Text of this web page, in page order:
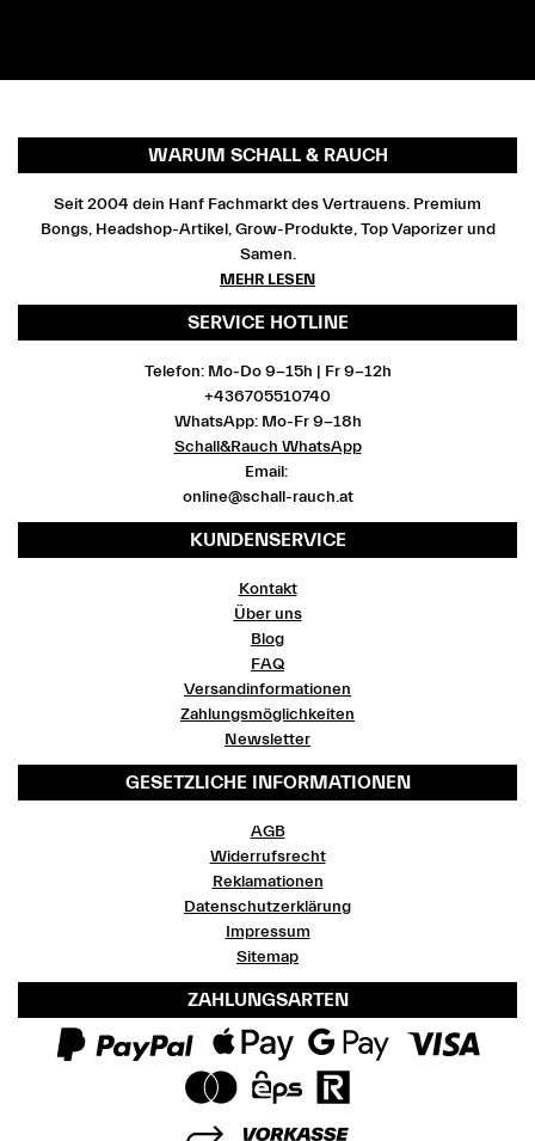
WARUM SCHALL & RAUCH
Seit 2004 dein Hanf Fachmarkt des Vertrauens. Premium
Bongs, Headshop-Artikel, Grow-Produkte, Top Vaporizer und
Samen.
MEHR LESEN
SERVICE HOTLINE
Telefon: Mo-Do 9-15h | Fr 9-12h
+436705510740
WhatsApp: Mo-Fr 9-18h
Schall&Rauch WhatsApp
Email:
online@schall-rauch.at
KUNDENSERVICE
Kontakt
Über uns
Blog
FAQ
Versandinformationen
Zahlungsmöglichkeiten
Newsletter
GESETZLICHE INFORMATIONEN
AGB
Widerrufsrecht
Reklamationen
Datenschutzerklärung
Impressum
Sitemap
ZAHLUNGSARTEN